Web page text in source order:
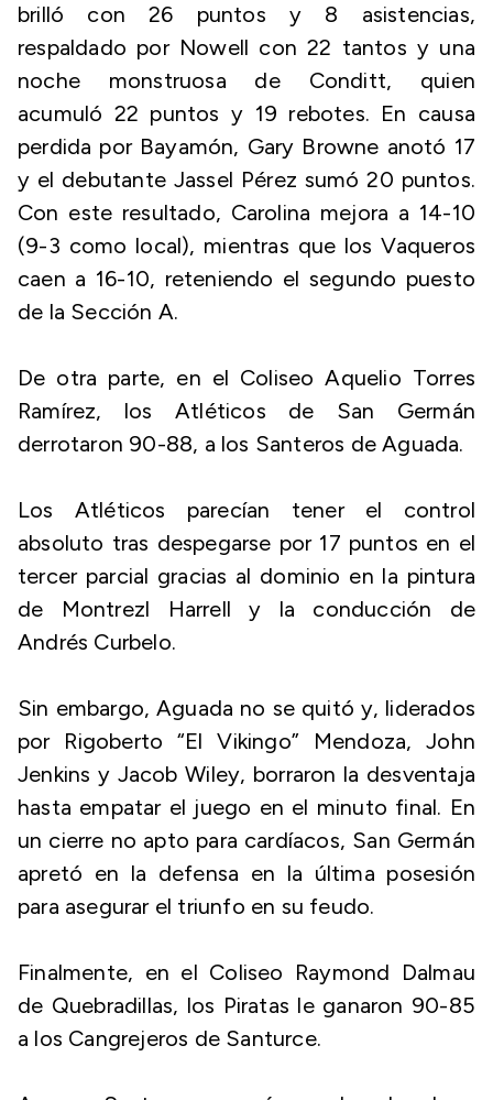
brilló con 26 puntos y 8 asistencias,
respaldado por Nowell con 22 tantos y una
noche monstruosa de Conditt, quien
acumuló 22 puntos y 19 rebotes. En causa
perdida por Bayamón, Gary Browne anotó 17
y el debutante Jassel Pérez sumó 20 puntos.
Con este resultado, Carolina mejora a 14-10
(9-3 como local), mientras que los Vaqueros
caen a 16-10, reteniendo el segundo puesto
de la Sección A.
De otra parte, en el Coliseo Aquelio Torres
Ramírez, los Atléticos de San Germán
derrotaron 90-88, a los Santeros de Aguada.
Los Atléticos parecían tener el control
absoluto tras despegarse por 17 puntos en el
tercer parcial gracias al dominio en la pintura
de Montrezl Harrell y la conducción de
Andrés Curbelo.
Sin embargo, Aguada no se quitó y, liderados
por Rigoberto “El Vikingo” Mendoza, John
Jenkins y Jacob Wiley, borraron la desventaja
hasta empatar el juego en el minuto final. En
un cierre no apto para cardíacos, San Germán
apretó en la defensa en la última posesión
para asegurar el triunfo en su feudo.
Finalmente, en el Coliseo Raymond Dalmau
de Quebradillas, los Piratas le ganaron 90-85
a los Cangrejeros de Santurce.